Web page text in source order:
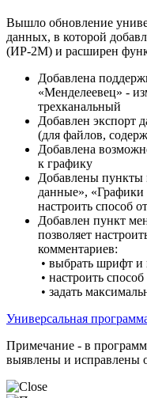
Вышло обновление
данных, в которой
(ИР-2М) и расширен
Добавлена
«Менделеевец» -
трехканальный
Добавлен экспорт
(для файлов,
Добавлена
к графику
Добавлены пункты
данные»,
настроить способ
Добавлен пункт
позволяет
комментариев:
• выбрать шрифт и
• настроить
• задать
Универсальная
Примечание - в
выявлены и исправлены